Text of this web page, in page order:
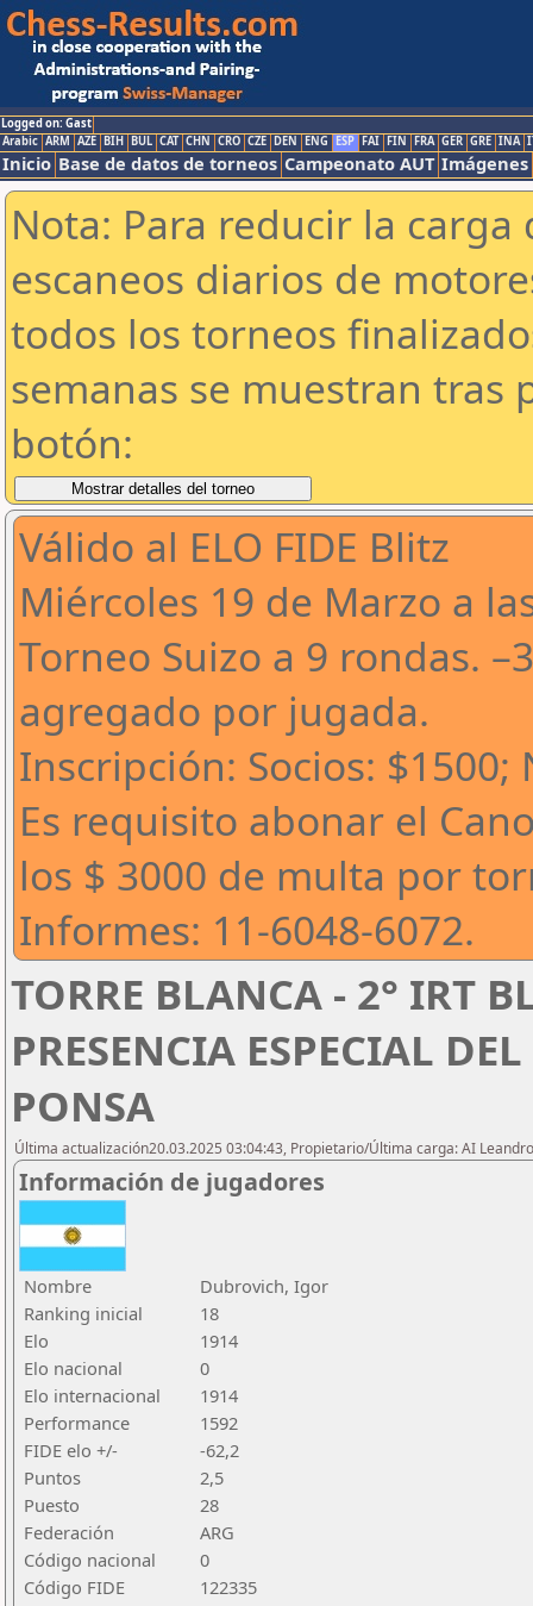
Logged on: Gast
Arabic ARM AZE BIH BUL CAT CHN CRO CZE DEN ENG ESP FAI FIN FRA GER GRE INA
Inicio Base de datos de torneos Campeonato AUT Imágenes
Nota: Para reducir la
escaneos diarios de
todos los torneos
semanas se muestran tras
botón:
Válido al ELO FIDE Blitz
Miércoles 19 de Marzo a
Torneo Suizo a 9 rondas.
agregado por jugada.
Inscripción: Socios: $1500;
Es requisito abonar el
los $ 3000 de multa por
Informes: 11-6048-6072.
TORRE BLANCA - 2° IRT
PRESENCIA ESPECIAL
PONSA
Última actualización20.03.2025 03:04:43, Propietario/Última carga: AI
Información de jugadores
Nombre
Dubrovich, Igor
Ranking inicial
18
Elo
1914
Elo nacional
0
Elo internacional
1914
Performance
1592
FIDE elo +/-
-62,2
Puntos
2,5
Puesto
28
Federación
ARG
Código nacional
0
Código FIDE
122335